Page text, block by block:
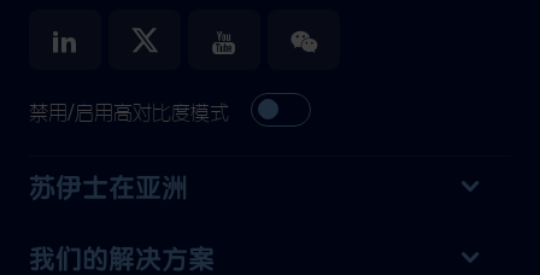
禁用/启用高对比度模式
苏伊士在亚洲
我们的解决方案